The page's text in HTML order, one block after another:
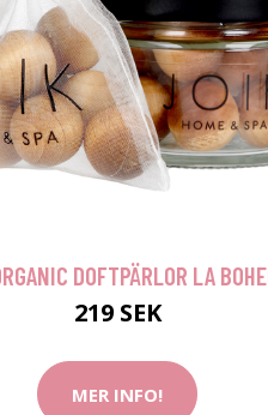
DOFTPÄRLOR LA
219 SEK
MER INFO!